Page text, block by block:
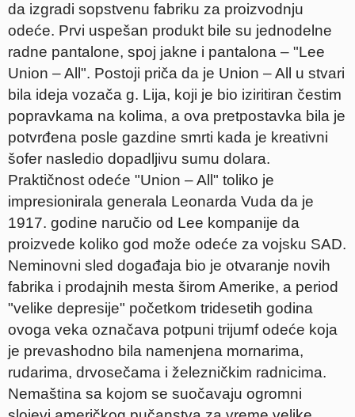
da izgradi sopstvenu fabriku za proizvodnju
odeće. Prvi uspešan produkt bile su jednodelne
radne pantalone, spoj jakne i pantalona – "Lee
Union – All". Postoji priča da je Union – All u stvari
bila ideja vozača g. Lija, koji je bio iziritiran čestim
popravkama na kolima, a ova pretpostavka bila je
potvrđena posle gazdine smrti kada je kreativni
šofer nasledio dopadljivu sumu dolara.
Praktičnost odeće "Union – All" toliko je
impresionirala generala Leonarda Vuda da je
1917. godine naručio od Lee kompanije da
proizvede koliko god može odeće za vojsku SAD.
Neminovni sled događaja bio je otvaranje novih
fabrika i prodajnih mesta širom Amerike, a period
"velike depresije" početkom tridesetih godina
ovoga veka označava potpuni trijumf odeće koja
je prevashodno bila namenjena mornarima,
rudarima, drvosečama i železničkim radnicima.
Nemaština sa kojom se suočavaju ogromni